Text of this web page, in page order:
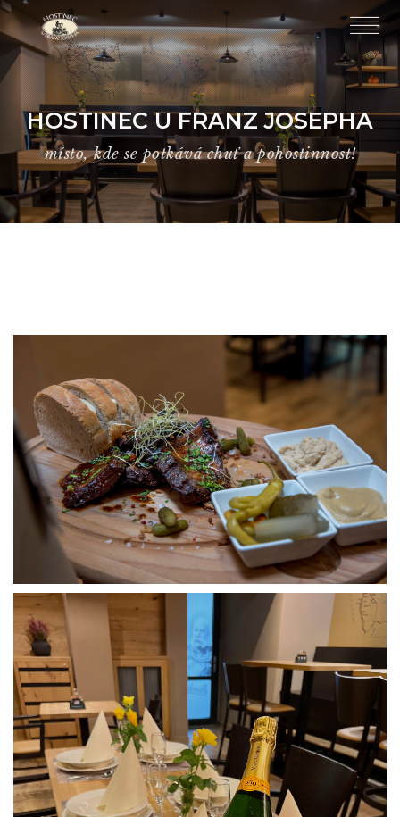
HOSTINEC U FRANZ JOSEPHA
místo, kde se potkává chuť a pohostinnost!